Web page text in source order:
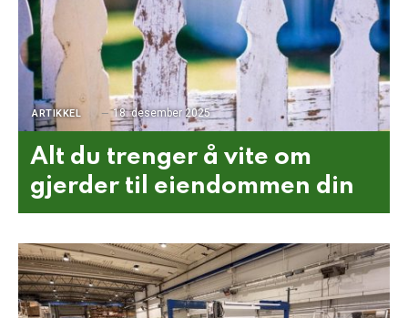
ARTIKKEL 18. desember 2025
Alt du trenger å vite om
gjerder til eiendommen din